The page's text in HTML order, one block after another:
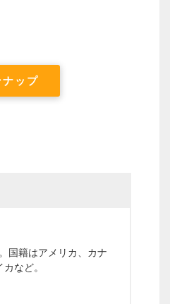
ップ
国籍はアメリカ、カナ
など。